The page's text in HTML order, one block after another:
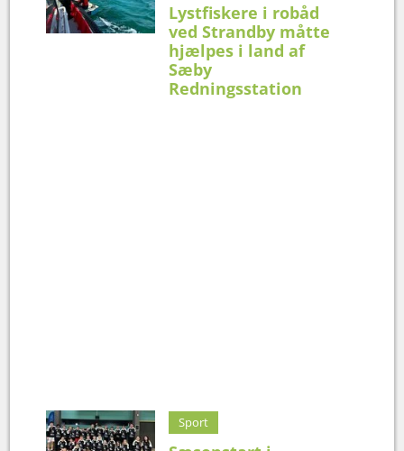
Lystfiskere i robåd
ved Strandby måtte
hjælpes i land af
Sæby
Redningsstation
Sport